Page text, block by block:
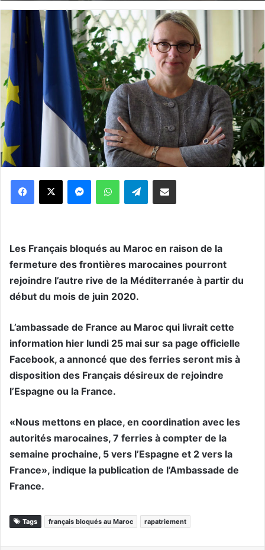
WhatsApp Telegram
Les Français bloqués au Maroc en raison de la
fermeture des frontières marocaines pourront
rejoindre l’autre rive de la Méditerranée à partir du
début du mois de juin 2020.
L’ambassade de France au Maroc qui livrait cette
information hier lundi 25 mai sur sa page officielle
Facebook, a annoncé que des ferries seront mis à
disposition des Français désireux de rejoindre
l’Espagne ou la France.
«Nous mettons en place, en coordination avec les
autorités marocaines, 7 ferries à compter de la
semaine prochaine, 5 vers l’Espagne et 2 vers la
France», indique la publication de l’Ambassade de
France.
Tags français bloqués au Maroc rapatriement